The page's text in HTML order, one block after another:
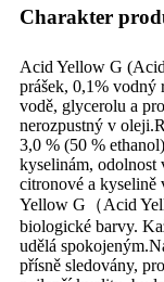
Charakter
Acid Yellow G
prášek, 0,1% vodný
vodě, glycerolu a
nerozpustný v
3,0 % (50 %
kyselinám, odolnost
citronové a kyselině
Yellow G（Acid
biologické barvy.
udělá
přísně sledovány,